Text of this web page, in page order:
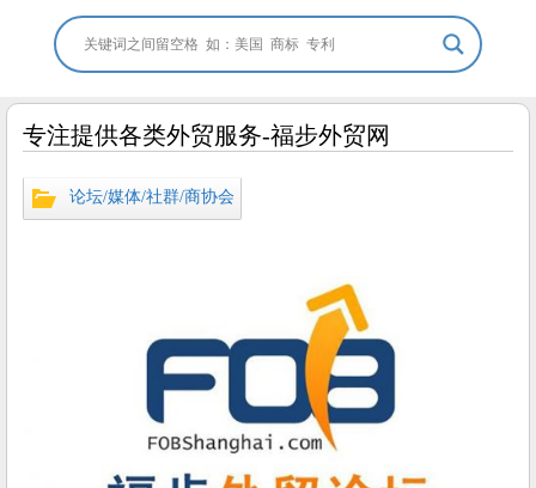
专注提供各类外贸服务-福步外贸网
论坛/媒体/社群/商协会